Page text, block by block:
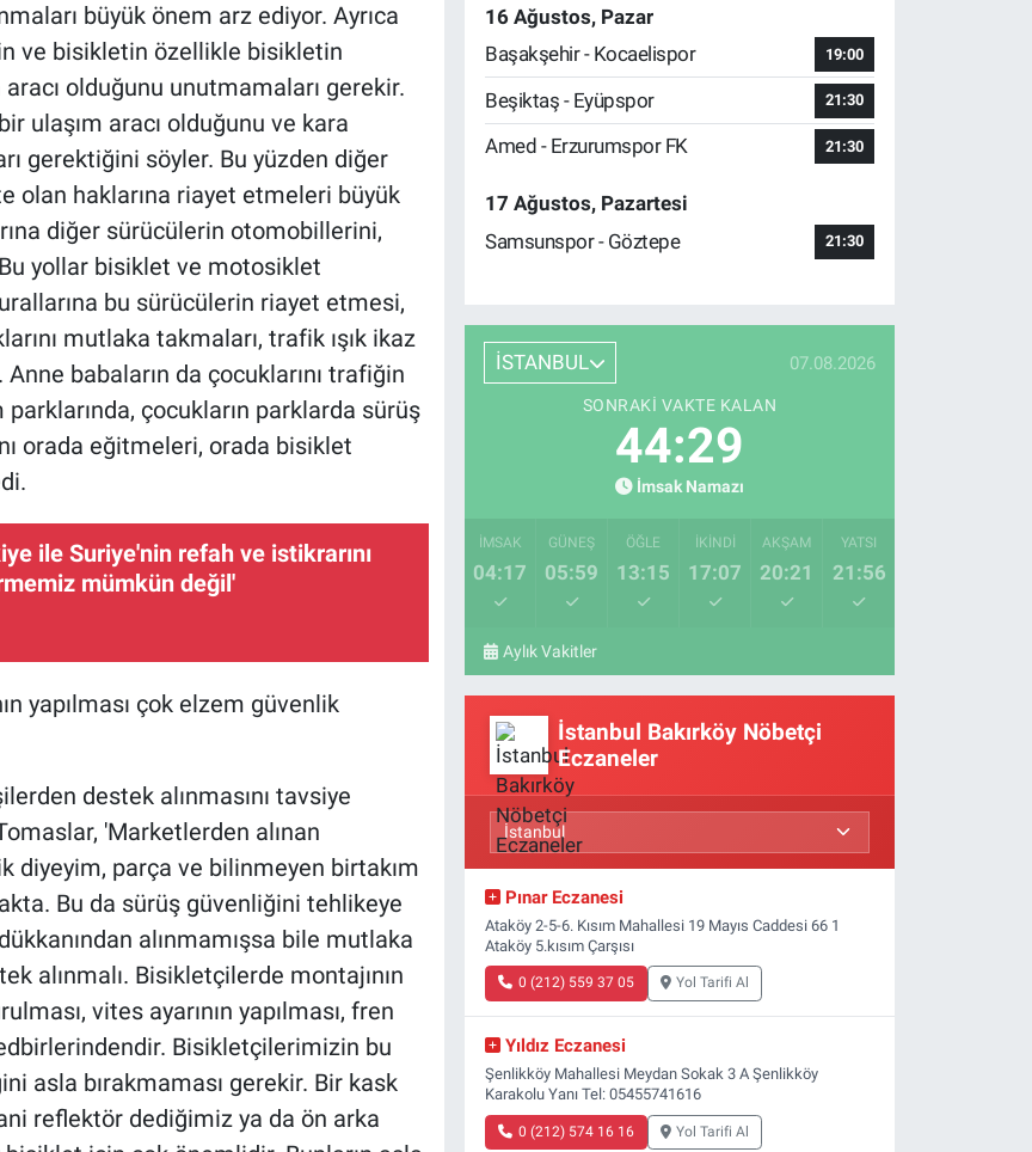
büyük önem arz ediyor. Ayrıca
ve bisikletin özellikle bisikletin
olduğunu unutmamaları gerekir.
ulaşım aracı olduğunu ve kara
gerektiğini söyler. Bu yüzden diğer
haklarına riayet etmeleri büyük
diğer sürücülerin otomobillerini,
yollar bisiklet ve motosiklet
bu sürücülerin riayet etmesi,
mutlaka takmaları, trafik ışık ikaz
babaların da çocuklarını trafiğin
çocukların parklarda sürüş
orada eğitmeleri, orada bisiklet
ile Suriye'nin refah ve istikrarını
mümkün değil'
yapılması çok elzem güvenlik
destek alınmasını tavsiye
'Marketlerden alınan
diyeyim, parça ve bilinmeyen birtakım
Bu da sürüş güvenliğini tehlikeye
alınmamışsa bile mutlaka
alınmalı. Bisikletçilerde montajının
vites ayarının yapılması, fren
Bisikletçilerimizin bu
asla bırakmaması gerekir. Bir kask
reflektör dediğimiz ya da ön arka
16 Ağustos, Pazar
Başakşehir - Kocaelispor
19:00
Beşiktaş - Eyüpspor 21:30
Amed - Erzurumspor FK 21:30
17 Ağustos, Pazartesi
Samsunspor - Göztepe
21:30
İSTANBUL 07.08.2026
SONRAKI VAKTE KALAN
44:28
İmsak Namazı
İMSAK
04:17
GÜNEŞ
05:59
ÖĞLE
13:15
İKINDI
17:07
AKŞAM
20:21
YATSI
21:56
Aylık Vakitler
İstanbul Bakırköy Nöbetçi
Eczaneler
Pınar Eczanesi
Ataköy 2-5-6. Kısım Mahallesi 19 Mayıs Caddesi 66 1
Ataköy 5.kısım Çarşısı
0 (212) 559 37 05 Yol Tarifi Al
Yıldız Eczanesi
Şenlikköy Mahallesi Meydan Sokak 3 A Şenlikköy
Karakolu Yanı Tel: 05455741616
0 (212) 574 16 16 Yol Tarifi Al